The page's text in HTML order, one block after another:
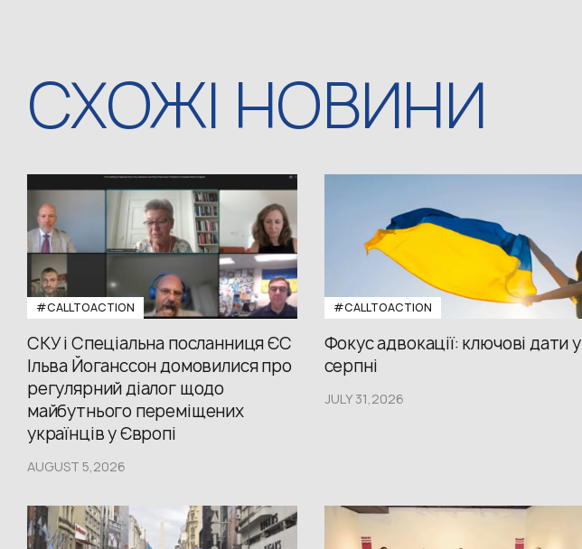
СХОЖІ НОВИНИ
#CALLTOACTION
СКУ і Спеціальна посланниця ЄС
Ільва Йоганссон домовилися про
регулярний діалог щодо
майбутнього переміщених
українців у Європі
AUGUST 5,2026
#CALLTOACTION
Фокус адвокації: ключові дати у
серпні
JULY 31,2026